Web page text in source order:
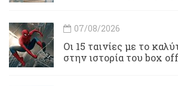
07/08/2026
Οι 15 ταινίες με το
στην ιστορία του box